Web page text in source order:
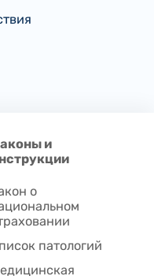
и
о
патологий